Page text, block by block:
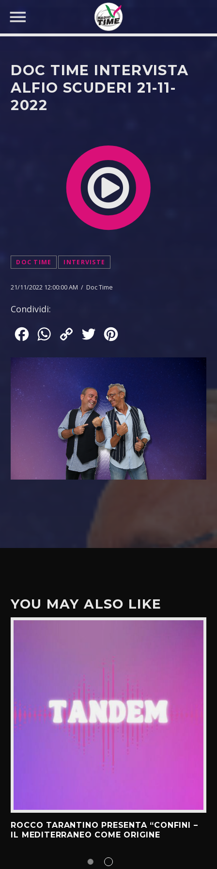
CERCA NEL SITO WEB:
DOC TIME INTERVISTA
ALFIO SCUDERI 21-11-
2022
DOC TIME INTERVISTE
21/11/2022 12:00:00 AM / Doc Time
Condividi:
FacebookWhatsApp
Copy
Twitter
YOU MAY ALSO LIKE
ROCCO TARANTINO PRESENTA “CONFINI –
IL MEDITERRANEO COME ORIGINE